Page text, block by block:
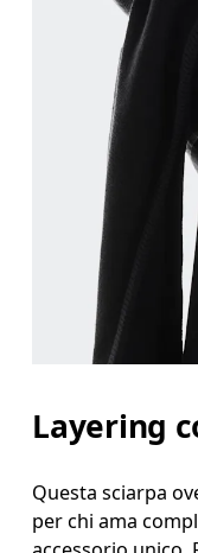
Layering
Questa sciarpa
per chi ama